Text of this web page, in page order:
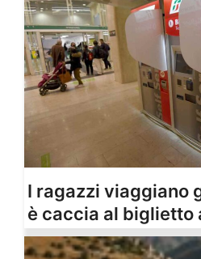
I ragazzi viaggiano
è caccia al biglietto